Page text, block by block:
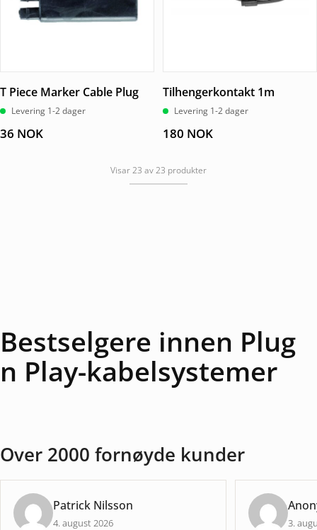
T Piece Marker Cable Plug
Levering 1-2 dager
36 NOK
Tilhengerkontakt 1m
Levering 1-2 dager
180 NOK
Visar 23 av 23 produkter
Bestselgere innen Plug
n Play-kabelsystemer
Over 2000 fornøyde kunder
Patrick Nilsson
4. august 2026 3.